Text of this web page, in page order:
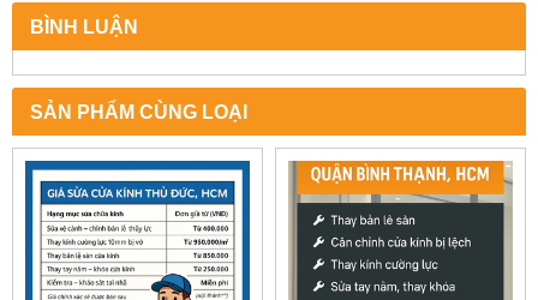
BÌNH LUẬN
SẢN PHẨM CÙNG LOẠI